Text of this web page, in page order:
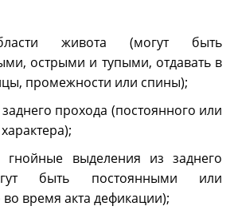
живота (могут быть
острыми и тупыми, отдавать в
промежности или спины);
прохода (постоянного или
гнойные выделения из заднего
быть постоянными или
время акта дефикации);